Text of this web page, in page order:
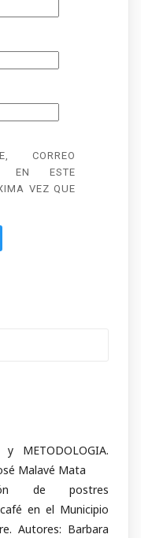
CORREO
EN ESTE
VEZ QUE
y METODOLOGIA.
Malavé Mata
de postres
en el Municipio
Autores: Barbara